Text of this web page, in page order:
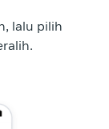
lalu pilih